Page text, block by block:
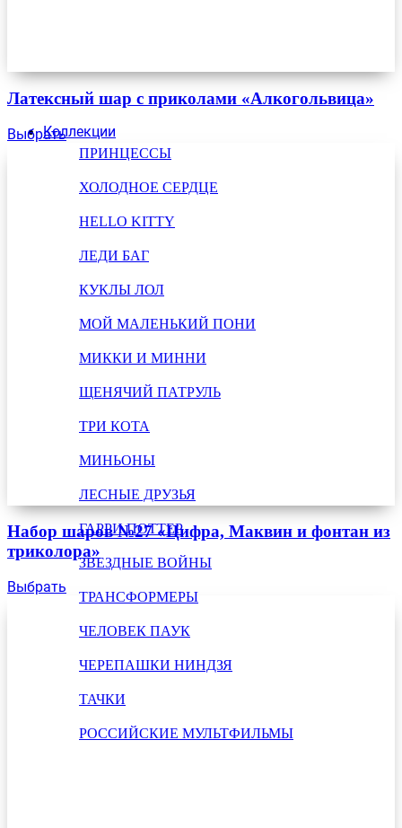
Коллекции
ПРИНЦЕССЫ
ХОЛОДНОЕ СЕРДЦЕ
HELLO KITTY
ЛЕДИ БАГ
КУКЛЫ ЛОЛ
МОЙ МАЛЕНЬКИЙ ПОНИ
МИККИ И МИННИ
ЩЕНЯЧИЙ ПАТРУЛЬ
ТРИ КОТА
МИНЬОНЫ
ЛЕСНЫЕ ДРУЗЬЯ
ГАРРИ ПОТТЕР
ЗВЕЗДНЫЕ ВОЙНЫ
ТРАНСФОРМЕРЫ
ЧЕЛОВЕК ПАУК
ЧЕРЕПАШКИ НИНДЗЯ
ТАЧКИ
РОССИЙСКИЕ МУЛЬТФИЛЬМЫ
Латексный шар с приколами «Алкогольвица»
Выбрать
Набор шаров №27 «Цифра, Маквин и фонтан из
триколора»
Выбрать